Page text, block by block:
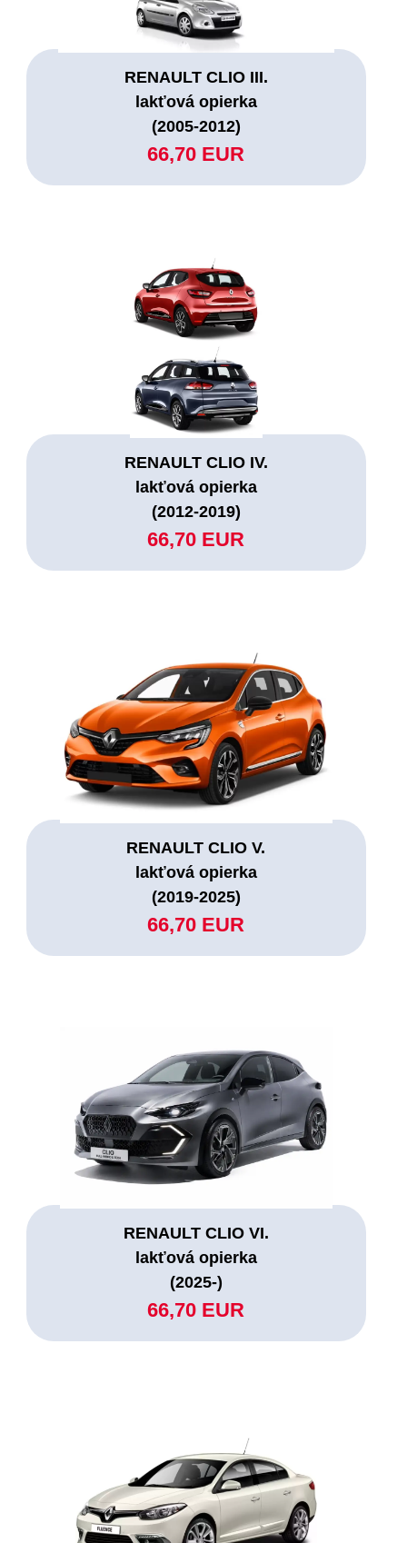
RENAULT CLIO III.
lakťová opierka
(2005-2012)
66,70 EUR
RENAULT CLIO IV.
lakťová opierka
(2012-2019)
66,70 EUR
RENAULT CLIO V.
lakťová opierka
(2019-2025)
66,70 EUR
RENAULT CLIO VI.
lakťová opierka
(2025-)
66,70 EUR